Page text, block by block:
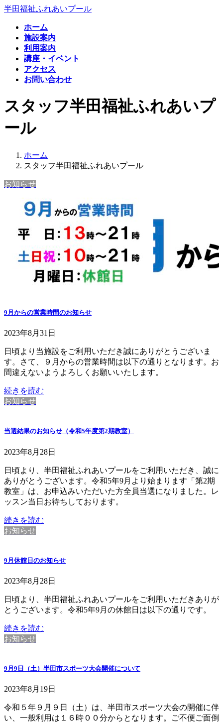
コ
プ
ナ
動
半田福祉ふれあいプール
ホーム
施設案内
利用案内
講座・イベント
アクセス
お問い合わせ
スタッフ半田福祉ふれあいプ
ール
ホーム
スタッフ半田福祉ふれあいプール
お知らせ
9月からの営業時間のお知らせ
2023年8月31日
日頃より当施設をご利用いただき誠にありがとうございま
す。さて、９月からの営業時間は以下の通りとなります。お
間違えないようよろしくお願いいたします。
続きを読む
お知らせ
当選結果のお知らせ（令和5年度第2期教室）
2023年8月28日
日頃より、半田福祉ふれあいプールをご利用いただき、誠に
ありがとうございます。令和5年9月より始まります「第2期
教室」は、お申込みいただいた方全員当選になりました。レ
ッスン当日お待ちしております。
続きを読む
お知らせ
9月休館日のお知らせ
2023年8月28日
日頃より、半田福祉ふれあいプールをご利用いただきありが
とうございます。令和5年9月の休館日は以下の通りです。
続きを読む
お知らせ
9月9日（土）半田市スポーツ大会開催について
2023年8月19日
令和５年９月９日（土）は、半田市スポーツ大会の開催に伴
い、一般利用は１６時００分からとなります。ご不便ご面倒